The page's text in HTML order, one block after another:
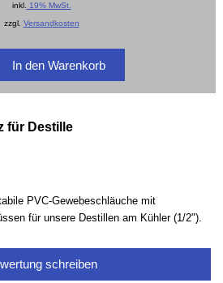
inkl. 19% MwSt.
zzgl. Versandkosten
für Destille
PVC-Gewebeschläuche mit
für unsere Destillen am Kühler (1/2").
schreiben